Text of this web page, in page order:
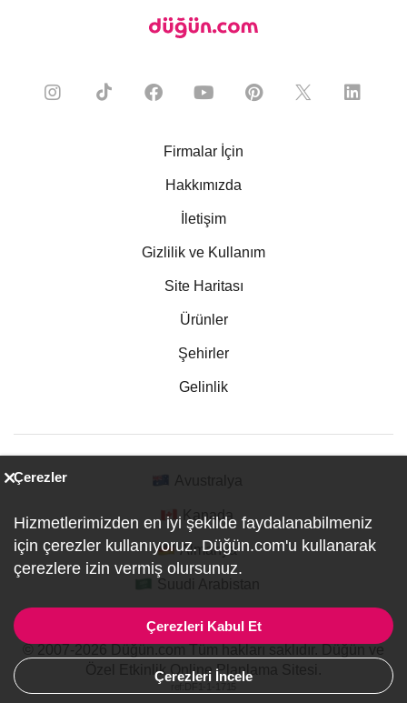
Firmalar İçin
Hakkımızda
İletişim
Gizlilik ve Kullanım
Site Haritası
Ürünler
Şehirler
Gelinlik
Kanada
Almanya
Özel Etkinlik Online Planlama Sitesi.
Çerezler
Hizmetlerimizden en iyi şekilde faydalanabilmeniz
için çerezler kullanıyoruz. Düğün.com'u kullanarak
çerezlere izin vermiş olursunuz.
Çerezleri Kabul Et
Çerezleri İncele